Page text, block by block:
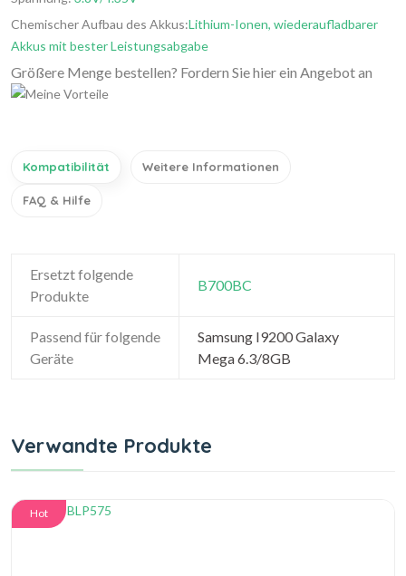
Chemischer Aufbau des Akkus:Lithium-Ionen, wiederaufladbarer
Akkus mit bester Leistungsabgabe
Größere Menge bestellen? Fordern Sie hier ein Angebot an
Kompatibilität Weitere Informationen
FAQ & Hilfe
Ersetzt folgende
Produkte
B700BC
Passend für folgende
Geräte
Samsung I9200 Galaxy
Mega 6.3/8GB
Verwandte Produkte
Hot